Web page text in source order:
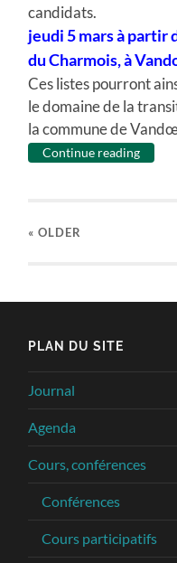
candidats.
jeudi 5 mars à partir
du Charmois, à
Ces listes pourront
le domaine de la
la commune de
Continue reading
« OLDER
PLAN DU SITE
Journal
Agenda
Cours, conférences
Conférences
Cours participatifs